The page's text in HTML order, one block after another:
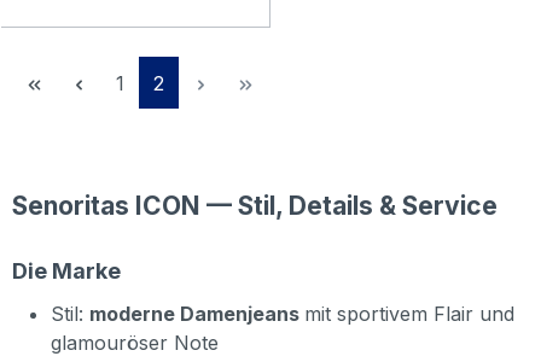
Seite
1 Seite
2
Senoritas ICON — Stil, Details & Service
Die Marke
Stil: moderne Damenjeans mit sportivem Flair und
glamouröser Note